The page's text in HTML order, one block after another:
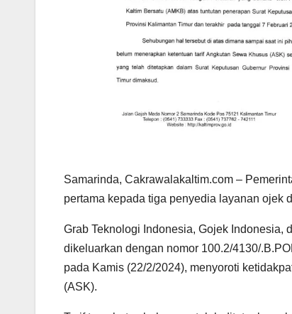
Samarinda, Cakrawalakaltim.com –
pertama kepada tiga penyedia layanan ojek
Grab Teknologi Indonesia, Gojek Indonesia,
dikeluarkan dengan nomor 100.2/4130/
pada Kamis (22/2/2024), menyoroti
(ASK).